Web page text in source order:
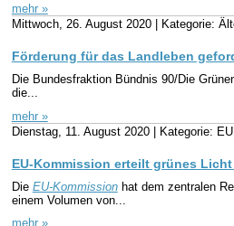
mehr »
Mittwoch, 26. August 2020 |
Kategorie:
Förderung für das Landleben
Die Bundesfraktion Bündnis 90/Die
die...
mehr »
Dienstag, 11. August 2020 | Kategorie:
EU-Kommission erteilt grünes
Die EU-Kommissionhat dem zentralen
einem Volumen von...
mehr »